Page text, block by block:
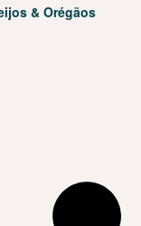
& Orégãos